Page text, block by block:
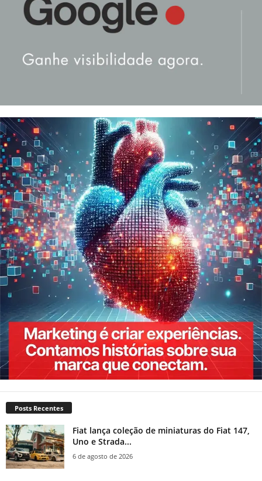
Posts Recentes
Fiat lança coleção de miniaturas do Fiat 147,
Uno e Strada...
6 de agosto de 2026